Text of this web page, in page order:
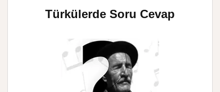
Türkülerde Soru Cevap